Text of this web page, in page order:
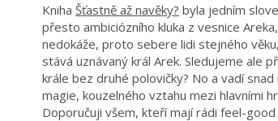
Kniha Šťastně až navěky? byla jedním
přesto ambiciózního kluka z vesnice
nedokáže, proto sebere lidi stejného
stává uznávaný král Arek. Sledujeme ale
krále bez druhé polovičky? No a vadí
magie, kouzelného vztahu mezi hlavními
Doporučuji všem, kteří mají rádi feel-good